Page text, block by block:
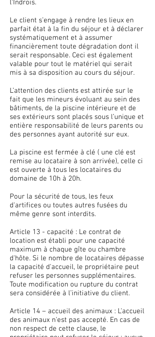
l'Indrois.
Le client s’engage à rendre les lieux en
parfait état à la fin du séjour et à déclarer
systématiquement et à assumer
financièrement toute dégradation dont il
serait responsable. Ceci est également
valable pour tout le matériel qui serait
mis à sa disposition au cours du séjour.
L’attention des clients est attirée sur le
fait que les mineurs évoluant au sein des
bâtiments, de la piscine intérieure et de
ses extérieurs sont placés sous l’unique et
entière responsabilité de leurs parents ou
des personnes ayant autorité sur eux.
La piscine est fermée à clé ( une clé est
remise au locataire à son arrivée), celle ci
est ouverte à tous les locataires du
domaine de 10h à 20h.
Pour la sécurité de tous, les feux
d'artifices ou toutes autres fusées du
même genre sont interdits.
Article 13 - capacité : Le contrat de
location est établi pour une capacité
maximum à chaque gîte ou chambre
d'hôte. Si le nombre de locataires dépasse
la capacité d'accueil, le propriétaire peut
refuser les personnes supplémentaires.
Toute modification ou rupture du contrat
sera considérée à l’initiative du client.
Article 14 – accueil des animaux : L'accueil
des animaux n'est pas accepté. En cas de
non respect de cette clause, le